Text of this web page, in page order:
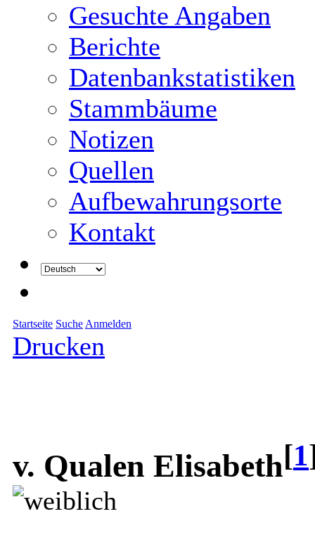
Gesuchte Angaben
Berichte
Datenbankstatistiken
Stammbäume
Notizen
Quellen
Aufbewahrungsorte
Kontakt
Startseite Suche Anmelden
Drucken
v. Qualen Elisabeth[1